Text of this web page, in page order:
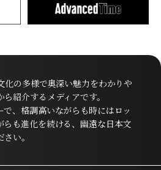
化の多様で奥深い魅力をわかりや
紹介するメディアです。
、格調高いながらも時にはロッ
らも進化を続ける、幽遠な日本文
い。